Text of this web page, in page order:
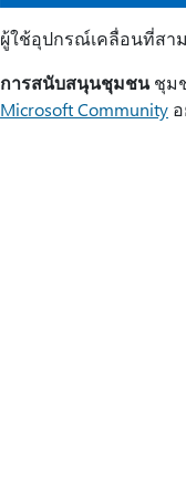
ผู้ใช้อุปกรณ์เคลื่อนที่สา
การสนับสนุนชุมชนชุม
Microsoft Community